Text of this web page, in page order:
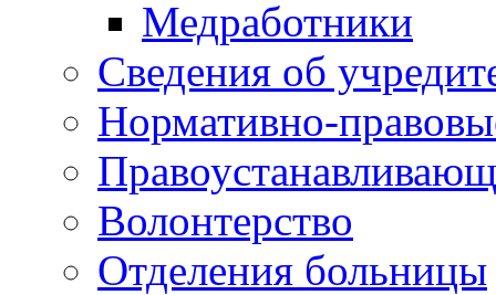
Медработники
Сведения об
Нормативно-
Волонтерство
Отделения больницы